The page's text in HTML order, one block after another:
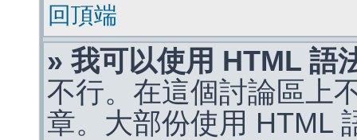
回頂端
» 我可以使用 HTML 語
不行。在這個討論區上
章。大部份使用 HTML